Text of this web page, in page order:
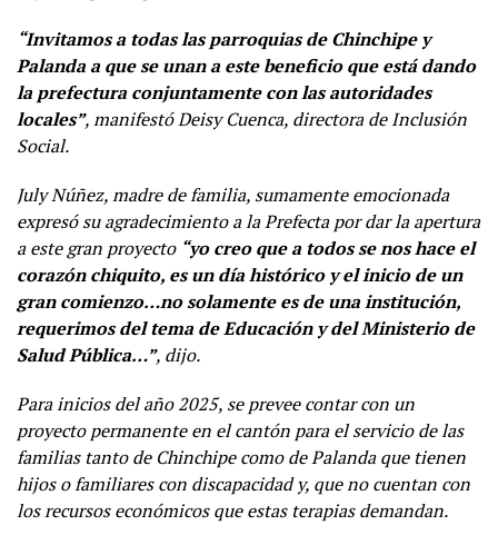
“Invitamos a todas las parroquias de Chinchipe y
Palanda a que se unan a este beneficio que está dando
la prefectura conjuntamente con las autoridades
locales”, manifestó Deisy Cuenca, directora de Inclusión
Social.
July Núñez, madre de familia, sumamente emocionada
expresó su agradecimiento a la Prefecta por dar la apertura
a este gran proyecto “yo creo que a todos se nos hace el
corazón chiquito, es un día histórico y el inicio de un
gran comienzo…no solamente es de una institución,
requerimos del tema de Educación y del Ministerio de
Salud Pública…”, dijo.
Para inicios del año 2025, se prevee contar con un
proyecto permanente en el cantón para el servicio de las
familias tanto de Chinchipe como de Palanda que tienen
hijos o familiares con discapacidad y, que no cuentan con
los recursos económicos que estas terapias demandan.